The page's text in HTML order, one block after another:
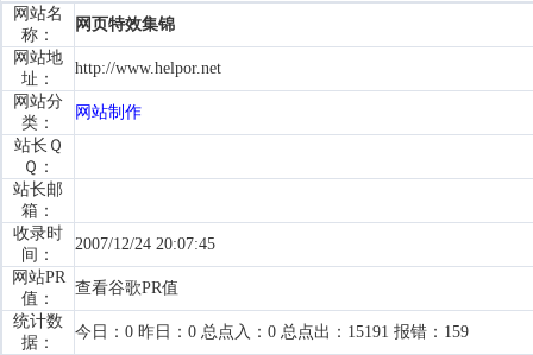
网站名
称：
网页特效集锦
网站地
址：
http://www.helpor.net
网站分
类：
网站制作
站长Ｑ
Ｑ：
站长邮
箱：
收录时
间：
2007/12/24 20:07:45
网站PR
值：
查看谷歌PR值
统计数
据：
今日：0 昨日：0 总点入：0 总点出：15191 报错：159